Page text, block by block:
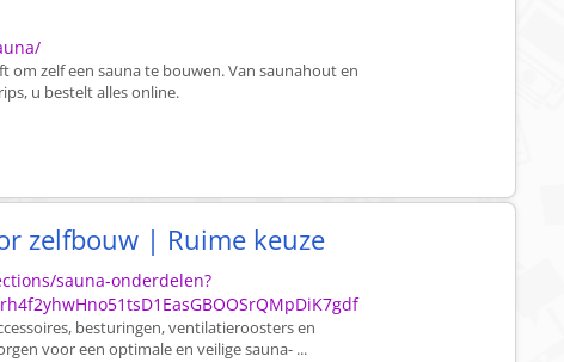
om zelf een sauna te bouwen. Van saunahout en
u bestelt alles online.
zelfbouw | Ruime keuze
sauna-onderdelen?
besturingen, ventilatieroosters en
voor een optimale en veilige sauna- ...